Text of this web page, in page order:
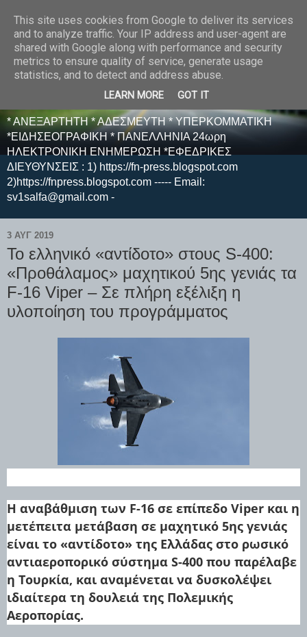
E F E N P R E S S -
ΗΛΕΚΤΡΟΝΙΚΗ
ΕΦΗΜΕΡΙΔΑ
* ΑΝΕΞΑΡΤΗΤΗ * ΑΔΕΣΜΕΥΤΗ * ΥΠΕΡΚΟΜΜΑΤΙΚΗ
*ΕΙΔΗΣΕΟΓΡΑΦΙΚΗ * ΠΑΝΕΛΛΗΝΙΑ 24ωρη
ΗΛΕΚΤΡΟΝΙΚΗ ΕΝΗΜΕΡΩΣΗ *ΕΦΕΔΡΙΚΕΣ
ΔΙΕΥΘΥΝΣΕΙΣ : 1) https://fn-press.blogspot.com
2)https://fnpress.blogspot.com ----- Email:
sv1salfa@gmail.com -
3 ΑΥΓ 2019
Το ελληνικό «αντίδοτο» στους S-400:
«Προθάλαμος» μαχητικού 5ης γενιάς τα
F-16 Viper – Σε πλήρη εξέλιξη η
υλοποίηση του προγράμματος
Η αναβάθμιση των F-16 σε επίπεδο Viper και η
μετέπειτα μετάβαση σε μαχητικό 5ης γενιάς
είναι το «αντίδοτο» της Ελλάδας στο ρωσικό
αντιαεροπορικό σύστημα S-400 που παρέλαβε
η Τουρκία, και αναμένεται να δυσκολέψει
ιδιαίτερα τη δουλειά της Πολεμικής
Αεροπορίας.
This site uses cookies from Google to deliver its services
and to analyze traffic. Your IP address and user-agent are
shared with Google along with performance and security
metrics to ensure quality of service, generate usage
statistics, and to detect and address abuse.
LEARN MORE GOT IT